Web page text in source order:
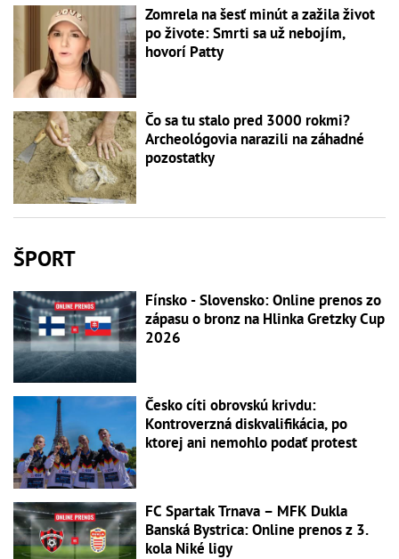
Zomrela na šesť minút a zažila život
po živote: Smrti sa už nebojím,
hovorí Patty
Čo sa tu stalo pred 3000 rokmi?
Archeológovia narazili na záhadné
pozostatky
ŠPORT
Fínsko - Slovensko: Online prenos zo
zápasu o bronz na Hlinka Gretzky Cup
2026
Česko cíti obrovskú krivdu:
Kontroverzná diskvalifikácia, po
ktorej ani nemohlo podať protest
FC Spartak Trnava – MFK Dukla
Banská Bystrica: Online prenos z 3.
kola Niké ligy